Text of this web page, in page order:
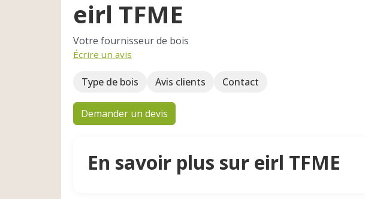
eirl TFME
Votre fournisseur de bois
Écrire un avis
Type de bois Avis clients Contact
Demander un devis
En savoir plus sur eirl TFME